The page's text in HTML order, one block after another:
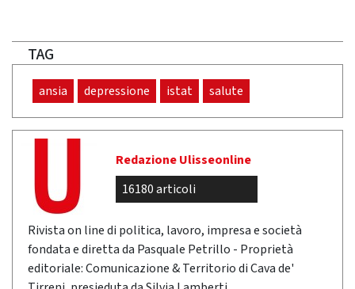
TAG
ansia depressione istat salute
Redazione Ulisseonline
16180 articoli
Rivista on line di politica, lavoro, impresa e società
fondata e diretta da Pasquale Petrillo - Proprietà
editoriale: Comunicazione & Territorio di Cava de'